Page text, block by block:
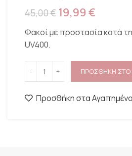
45,00€19,99 €
Φακοί με προστασία κατά
UV400.
ΠΡΟΣΘΗΚΗ ΣΤΟ
Προσθήκη στα Αγαπημένα